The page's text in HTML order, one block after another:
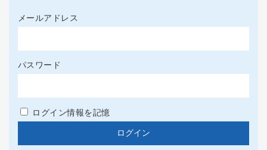
メールアドレス
パスワード
ログイン情報を記憶